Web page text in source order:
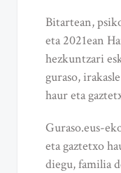
Bitartean,
eta 2021ean
hezkuntzari
guraso,
haur eta
Guraso.eus-
eta gaztetxo
diegu, familia